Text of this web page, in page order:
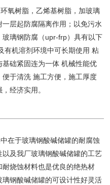
氧树脂，乙烯基树脂，加玻璃
层起防腐隔离作用；以免污水
璃钢防腐（upr-frp）具有以下
有机溶剂环境中可长期使用 粘
础紧固连为一体 机械性能优
于清洗 施工方便，施工厚度
经济实用。
在于玻璃钢酸碱储罐的耐腐蚀
及我厂玻璃钢酸碱储罐的工艺
烧蚀材料也是优良的绝热材
钢酸碱储罐的可设计性好灵活